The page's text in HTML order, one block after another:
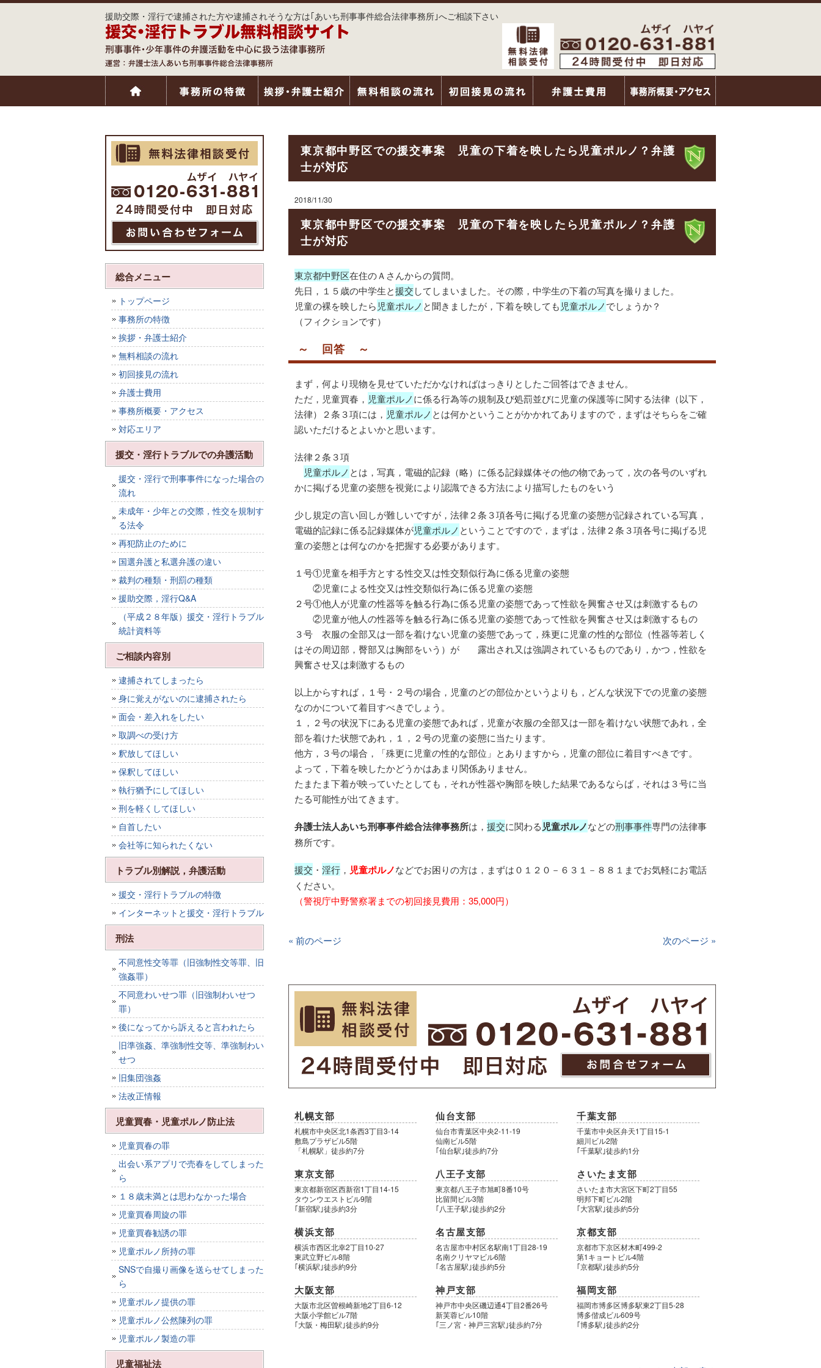
援助交際・淫行で逮捕された方や逮捕されそうな方は｢あいち刑事事件総合法律事務所｣へご相談下さい
東京都中野区での援交事案 児童の下着を映したら児童ポルノ？弁護
士が対応
2018/11/30
東京都中野区での援交事案 児童の下着を映したら児童ポルノ？弁護
士が対応
東京都中野区在住のＡさんからの質問。
先日，１５歳の中学生と援交してしまいました。その際，中学生の下着の写真を撮りました。
児童の裸を映したら 児童ポルノ と聞きましたが，下着を映しても 児童ポルノでしょうか？
（フィクションです）
～ 回答 ～
まず，何より現物を見せていただかなければはっきりとしたご回答はできません。
ただ，児童買春， 児童ポルノに係る行為等の規制及び処罰並びに児童の保護等に関する法律（以下，
法律）２条３項には， 児童ポルノ とは何かということがかかれてありますので，まずはそちらをご確
認いただけるとよいかと思います。
法律２条３項
児童ポルノ とは，写真，電磁的記録（略）に係る記録媒体その他の物であって，次の各号のいずれ
かに掲げる児童の姿態を視覚により認識できる方法により描写したものをいう
少し規定の言い回しが難しいですが，法律２条３項各号に掲げる児童の姿態が記録されている写真，
電磁的記録に係る記録媒体が児童ポルノ ということですので，まずは，法律２条３項各号に掲げる児
童の姿態とは何なのかを把握する必要があります。
１号①児童を相手方とする性交又は性交類似行為に係る児童の姿態
②児童による性交又は性交類似行為に係る児童の姿態
２号①他人が児童の性器等を触る行為に係る児童の姿態であって性欲を興奮させ又は刺激するもの
②児童が他人の性器等を触る行為に係る児童の姿態であって性欲を興奮させ又は刺激するもの
３号 衣服の全部又は一部を着けない児童の姿態であって，殊更に児童の性的な部位（性器等若しく
はその周辺部，臀部又は胸部をいう）が 露出され又は強調されているものであり，かつ，性欲を
興奮させ又は刺激するもの
以上からすれば，１号・２号の場合，児童のどの部位かというよりも，どんな状況下での児童の姿態
なのかについて着目すべきでしょう。
１，２号の状況下にある児童の姿態であれば，児童が衣服の全部又は一部を着けない状態であれ，全
部を着けた状態であれ，１，２号の児童の姿態に当たります。
他方，３号の場合，「殊更に児童の性的な部位」とありますから，児童の部位に着目すべきです。
よって，下着を映したかどうかはあまり関係ありません。
たまたま下着が映っていたとしても，それが性器や胸部を映した結果であるならば，それは３号に当
たる可能性が出てきます。
弁護士法人あいち刑事事件総合法律事務所は， 援交に関わる児童ポルノなどの刑事事件専門の法律事
務所です。
援交 ・ 淫行 ， 児童ポルノなどでお困りの方は，まずは０１２０－６３１－８８１までお気軽にお電話
ください。
（警視庁中野警察署までの初回接見費用：35,000円）
« 前のページ 次のページ »
札幌支部
札幌市中央区北1条西3丁目3-14
敷島プラザビル5階
「札幌駅」徒歩約7分
仙台支部
仙台市青葉区中央2-11-19
仙南ビル5階
｢仙台駅｣徒歩約7分
千葉支部
千葉市中央区弁天1丁目15-1
細川ビル2階
｢千葉駅｣徒歩約1分
東京支部
東京都新宿区西新宿1丁目14-15
タウンウエストビル9階
｢新宿駅｣徒歩約3分
八王子支部
東京都八王子市旭町8番10号
比留間ビル3階
｢八王子駅｣徒歩約2分
さいたま支部
さいたま市大宮区下町2丁目55
明邦下町ビル2階
｢大宮駅｣徒歩約5分
横浜支部
横浜市西区北幸2丁目10-27
東武立野ビル8階
｢横浜駅｣徒歩約9分
名古屋支部
名古屋市中村区名駅南1丁目28-19
名南クリヤマビル6階
｢名古屋駅｣徒歩約5分
京都支部
京都市下京区材木町499-2
第1キョートビル4階
｢京都駅｣徒歩約5分
大阪支部
大阪市北区曽根崎新地2丁目6-12
大阪小学館ビル7階
｢大阪・梅田駅｣徒歩約9分
神戸支部
神戸市中央区磯辺通4丁目2番26号
新芙蓉ビル10階
｢三ノ宮・神戸三宮駅｣徒歩約7分
福岡支部
福岡市博多区博多駅東2丁目5-28
博多偕成ビル609号
｢博多駅｣徒歩約2分
総合メニュー
トップページ
事務所の特徴
挨拶・弁護士紹介
無料相談の流れ
初回接見の流れ
弁護士費用
事務所概要・アクセス
対応エリア
援交・淫行トラブルでの弁護活動
援交・淫行で刑事事件になった場合の
流れ
未成年・少年との交際，性交を規制す
る法令
再犯防止のために
国選弁護と私選弁護の違い
裁判の種類・刑罰の種類
援助交際，淫行Q&A
（平成２８年版）援交・淫行トラブル
統計資料等
ご相談内容別
逮捕されてしまったら
身に覚えがないのに逮捕されたら
面会・差入れをしたい
取調べの受け方
釈放してほしい
保釈してほしい
執行猶予にしてほしい
刑を軽くしてほしい
自首したい
会社等に知られたくない
トラブル別解説，弁護活動
援交・淫行トラブルの特徴
インターネットと援交・淫行トラブル
刑法
不同意性交等罪（旧強制性交等罪、旧
強姦罪）
不同意わいせつ罪（旧強制わいせつ
罪）
後になってから訴えると言われたら
旧準強姦、準強制性交等、準強制わい
せつ
旧集団強姦
法改正情報
児童買春・児童ポルノ防止法
児童買春の罪
出会い系アプリで売春をしてしまった
ら
１８歳未満とは思わなかった場合
児童買春周旋の罪
児童買春勧誘の罪
児童ポルノ所持の罪
SNSで自撮り画像を送らせてしまった
ら
児童ポルノ提供の罪
児童ポルノ公然陳列の罪
児童ポルノ製造の罪
児童福祉法